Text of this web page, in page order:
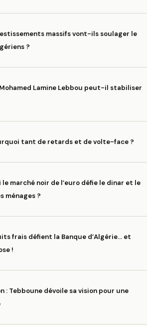
massifs vont-ils soulager le
?
Mohamed Lamine Lebbou peut-il stabiliser
tant de retards et de volte-face ?
marché noir de l’euro défie le dinar et le
ménages ?
frais défient la Banque d’Algérie… et
!
: Tebboune dévoile sa vision pour une